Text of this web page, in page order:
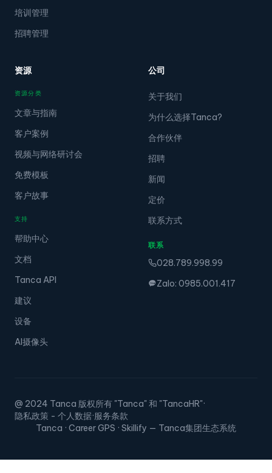
培训管理
招聘管理
资源
资源分类
文章与指南
客户案例
视频与网络研讨会
免费模板
客户故事
支持
帮助中心
文档
Tanca API
建议
设备
AI摄像头
公司
关于我们
为什么选择Tanca?
合作伙伴
招聘
新闻
定价
联系方式
联系
028.789.998.99
Zalo: 0985.001.417
@ 2024 Tanca 版权所有 "Tanca" 和 "TancaHR"·
隐私政策 - 个人数据·服务条款
Tanca · Career GPS · Skillify — Tanca集团生态系统